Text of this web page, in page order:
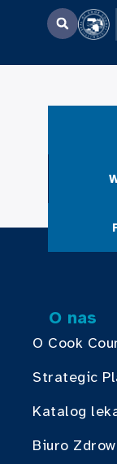
O nas
O Cook
Strategic
Katalog
Biuro